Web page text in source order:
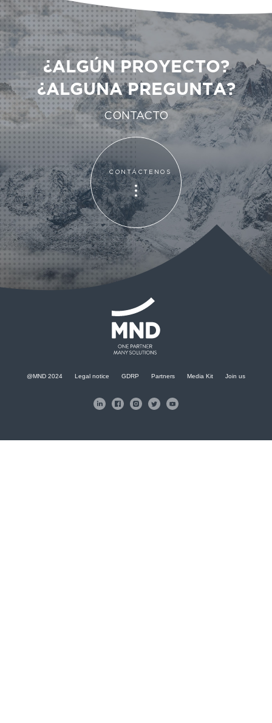
¿ALGÚN PROYECTO?
¿ALGUNA PREGUNTA?
CONTACTO
CONTÁCTENOS
CONTÁCTENOS
@MND 2024 Legal notice GDRP Partners Media Kit Join us